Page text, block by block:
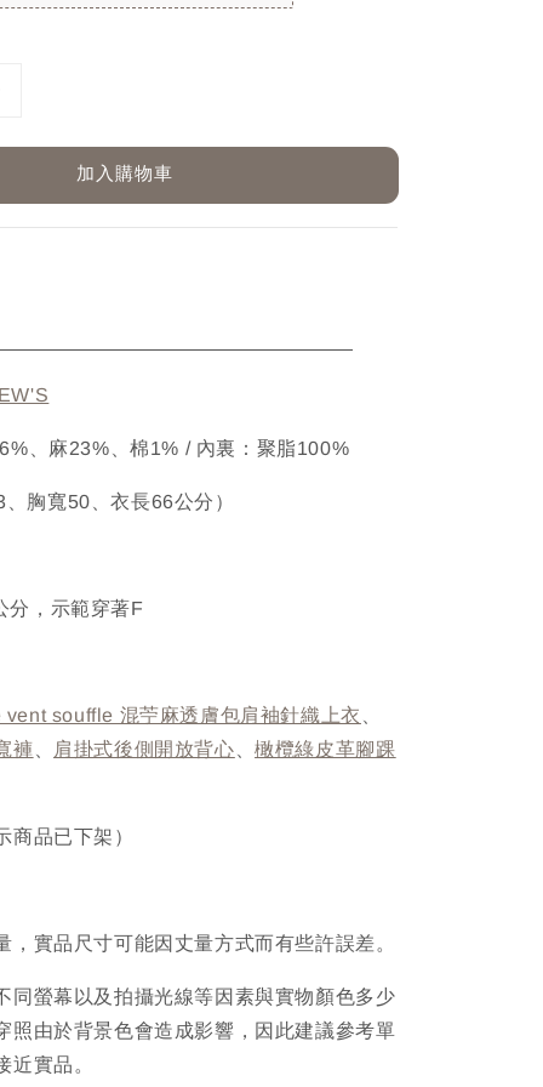
加入購物車
、麻23%、棉1% / 內裏：聚脂100%
胸寬50、衣長66公分）
分，示範穿著F
vent souffle 混苧麻透膚包肩袖針織上衣
褲
肩掛式後側開放背心 、橄欖綠皮革腳踝
商品已下架）
，實品尺寸可能因丈量方式而有些許誤差。
同螢幕以及拍攝光線等因素與實物顏色多少
照由於背景色會造成影響，因此建議參考單
近實品。